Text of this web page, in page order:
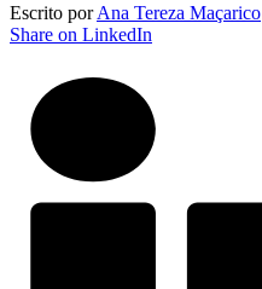
Escrito porAna Tereza Maçarico
Share on LinkedIn